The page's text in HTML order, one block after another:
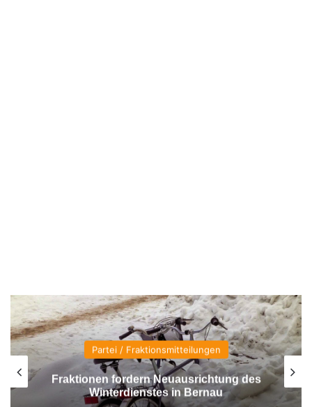
/ Fraktionsmitteilungen
fordern Neuausrichtung des
in Bernau
Tag